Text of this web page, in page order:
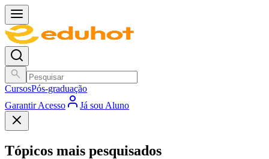
CursosPós-graduação
Garantir Acesso
Já sou Aluno
Tópicos mais pesquisados